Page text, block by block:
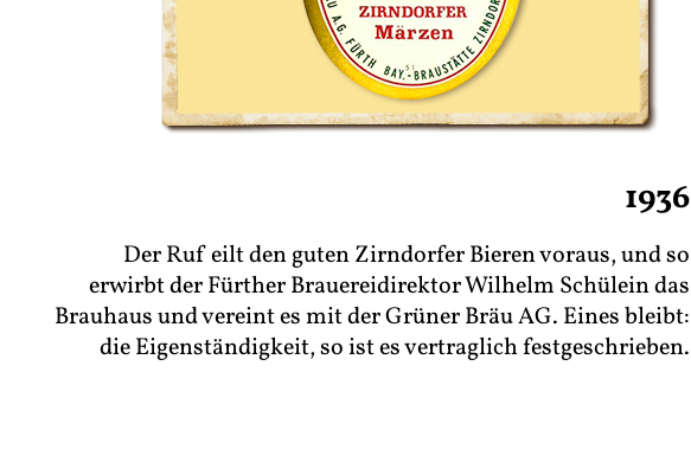
1936
Der Ruf eilt den guten Zirndorfer Bieren voraus, und so
erwirbt der Fürther Brauereidirektor Wilhelm Schülein das
Brauhaus und vereint es mit der Grüner Bräu AG. Eines bleibt:
die Eigenständigkeit, so ist es vertraglich festgeschrieben.